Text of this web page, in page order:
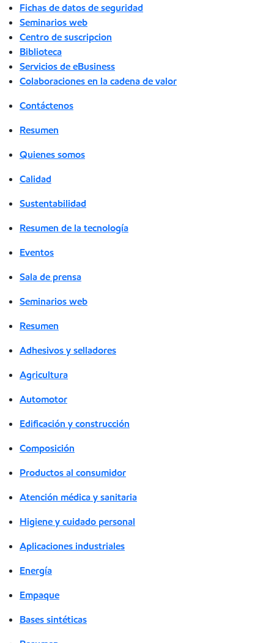
Fichas de datos de seguridad
Seminarios web
Centro de suscripcion
Biblioteca
Servicios de eBusiness
Colaboraciones en la cadena de valor
Contáctenos
Resumen
Quienes somos
Calidad
Sustentabilidad
Resumen de la tecnología
Eventos
Sala de prensa
Seminarios web
Resumen
Adhesivos y selladores
Agricultura
Automotor
Edificación y construcción
Composición
Productos al consumidor
Atención médica y sanitaria
Higiene y cuidado personal
Aplicaciones industriales
Energía
Empaque
Bases sintéticas